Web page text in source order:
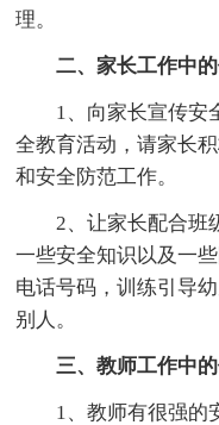
理。
二、家长工作中
1、向家长宣传安
全教育活动，请家长
和安全防范工作。
2、让家长配合班
一些安全知识以及一
电话号码，训练引导
别人。
三、教师工作中
1、教师有很强的